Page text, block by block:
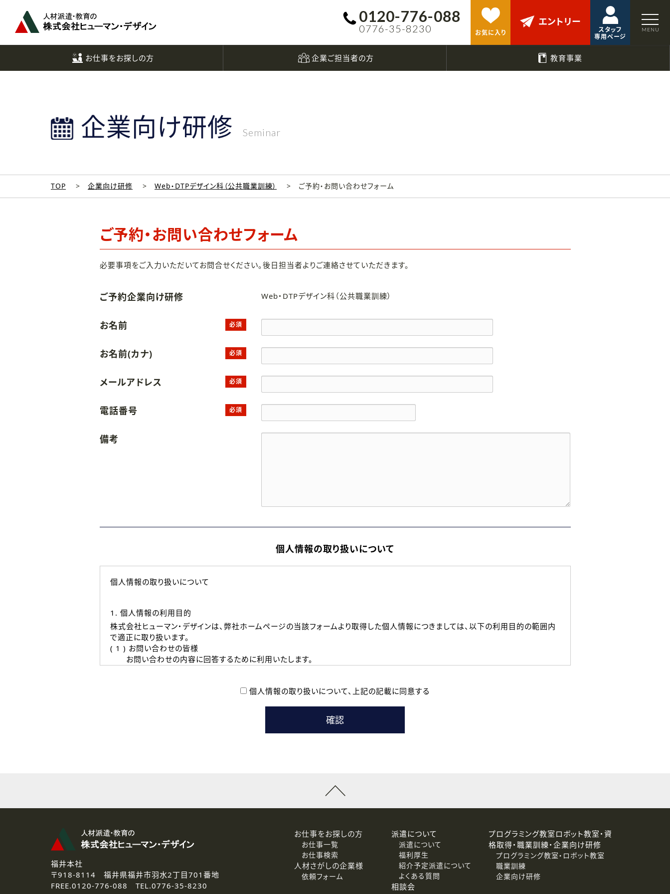
0120-776-088
0776-35-8230 お気に入り
エントリー
スタッフ
専用ページ
お仕事をお探しの方 企業ご担当者の方 教育事業
企業向け研修 Seminar
TOP 企業向け研修 Web・DTPデザイン科（公共職業訓練） ご予約・お問い合わせフォーム
ご予約・お問い合わせフォーム
必要事項をご入力いただいてお問合せください。後日担当者よりご連絡させていただきます。
ご予約企業向け研修 Web・DTPデザイン科（公共職業訓練）
お名前 必須
お名前(カナ) 必須
メールアドレス 必須
電話番号 必須
備考
個人情報の取り扱いについて
個人情報の取り扱いについて
1. 個人情報の利用目的
株式会社ヒューマン・デザインは、弊社ホームページの当該フォームより取得した個人情報につきましては、以下の利用目的の範囲内
で適正に取り扱います。
( 1 ) お問い合わせの皆様
お問い合わせの内容に回答するために利用いたします。
本登録に関するご連絡および本登録時の参考情報として利用いたします。
なお、ご連絡手段は、電話・Ｅメールのいずれかの方法といたします。
3.個人情報の取り扱いの委託
弊社の定める個人情報保護の評価基準を満たした委託先に、個人情報を委託する場合があります。
4.個人情報の開示等について
ご提供いただいた個人情報の開示等（利用目的の通知、開示、訂正、追加または削除、利用の停止、消去および第三者への提供停止）
個人情報の取り扱いについて、 上記の記載に同意する
へ
福井本社
〒918-8114 福井県福井市羽水2丁目701番地
FREE.0120-776-088 TEL.0776-35-8230
お仕事をお探しの方
お仕事一覧
お仕事検索
人材さがしの企業様
依頼フォーム
派遣について
派遣について
福利厚生
紹介予定派遣について
よくある質問
相談会
プログラミング教室ロボット教室・資
格取得・職業訓練・企業向け研修
プログラミング教室・ロボット教室
職業訓練
企業向け研修